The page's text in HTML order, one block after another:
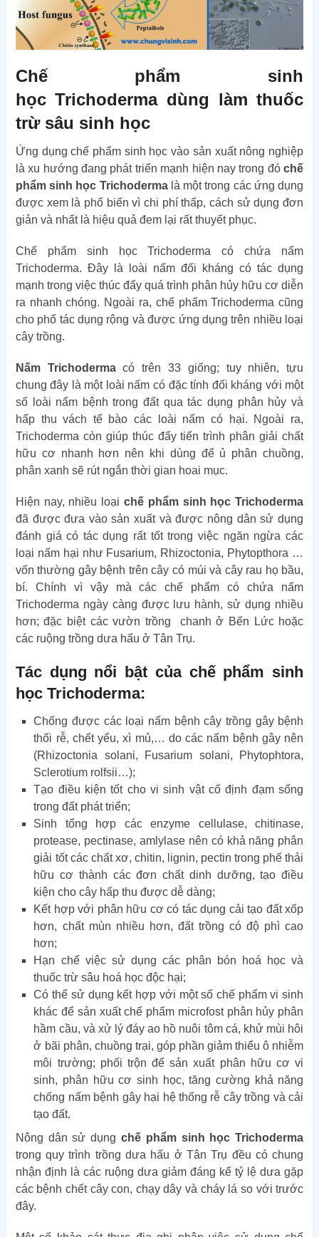
Chế phẩm sinh
học Trichoderma dùng làm thuốc
trừ sâu sinh học
Ứng dụng chế phẩm sinh học vào sản xuất nông nghiệp
là xu hướng đang phát triển mạnh hiện nay trong đóchế
phẩm sinh học Trichodermalà một trong các ứng dụng
được xem là phổ biến vì chi phí thấp, cách sử dụng đơn
giản và nhất là hiệu quả đem lại rất thuyết phục.
Chế phẩm sinh học Trichoderma có chứa nấm
Trichoderma. Đây là loài nấm đối kháng có tác dụng
mạnh trong việc thúc đẩy quá trình phân hủy hữu cơ diễn
ra nhanh chóng. Ngoài ra, chế phẩm Trichoderma cũng
cho phổ tác dụng rộng và được ứng dụng trên nhiều loại
cây trồng.
Nấm Trichodermacó trên 33 giống; tuy nhiên, tựu
chung đây là một loài nấm có đặc tính đối kháng với một
số loài nấm bệnh trong đất qua tác dụng phân hủy và
hấp thu vách tế bào các loài nấm có hại. Ngoài ra,
Trichoderma còn giúp thúc đẩy tiến trình phân giải chất
hữu cơ nhanh hơn nên khi dùng để ủ phân chuồng,
phân xanh sẽ rút ngắn thời gian hoai mục.
Hiện nay, nhiều loại chế phẩm sinh học Trichoderma
đã được đưa vào sản xuất và được nông dân sử dụng
đánh giá có tác dụng rất tốt trong việc ngăn ngừa các
loại nấm hại như Fusarium, Rhizoctonia, Phytopthora …
vốn thường gây bệnh trên cây có múi và cây rau họ bầu,
bí. Chính vì vậy mà các chế phẩm có chứa nấm
Trichoderma ngày càng được lưu hành, sử dụng nhiều
hơn; đặc biệt các vườn trồng chanh ở Bến Lức hoặc
các ruộng trồng dưa hấu ở Tân Trụ.
Tác dụng nổi bật của chế phẩm sinh
học Trichoderma:
Chống được các loại nấm bệnh cây trồng gây bệnh
thối rễ, chết yểu, xì mủ,… do các nấm bệnh gây nên
(Rhizoctonia solani, Fusarium solani, Phytophtora,
Sclerotium rolfsii…);
Tạo điều kiện tốt cho vi sinh vật cố định đạm sống
trong đất phát triển;
Sinh tổng hợp các enzyme cellulase, chitinase,
protease, pectinase, amlylase nên có khả năng phân
giải tốt các chất xơ, chitin, lignin, pectin trong phế thải
hữu cơ thành các đơn chất dinh dưỡng, tạo điều
kiện cho cây hấp thu được dễ dàng;
Kết hợp với phân hữu cơ có tác dụng cải tạo đất xốp
hơn, chất mùn nhiều hơn, đất trồng có độ phì cao
hơn;
Hạn chế việc sử dụng các phân bón hoá học và
thuốc trừ sâu hoá học độc hại;
Có thể sử dụng kết hợp với một số chế phẩm vi sinh
khác để sản xuất chế phẩm microfost phân hủy phân
hầm cầu, và xử lý đáy ao hồ nuôi tôm cá, khử mùi hôi
ở bãi phân, chuồng trại, góp phần giảm thiểu ô nhiễm
môi trường; phối trộn để sản xuất phân hữu cơ vi
sinh, phân hữu cơ sinh học, tăng cường khả năng
chống nấm bệnh gây hại hệ thống rễ cây trồng và cải
tạo đất.
Nông dân sử dụng chế phẩm sinh học Trichoderma
trong quy trình trồng dưa hấu ở Tân Trụ đều có chung
nhận định là các ruộng dưa giảm đáng kể tỷ lệ dưa gặp
các bệnh chết cây con, chạy dây và cháy lá so với trước
đây.